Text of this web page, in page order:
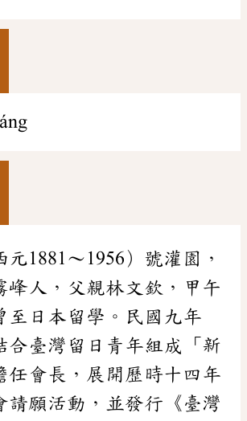
元1881～1956）號灌園，
峰人，父親林文欽，甲午
至日本留學。民國九年
合臺灣留日青年組成「新
任會長，展開歷時十四年
請願活動，並發行《臺灣